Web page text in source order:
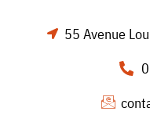
55 Avenue